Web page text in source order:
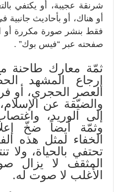
شرنقة عجيبة، أو يكتفي
أو هناك، أو بأحاديث
فقط بنشر صورة مكررة أو
صفحته عبر “فيس بوك” .
ثمّة معارك طاحنة
إرجاع المشهد
العصر الحجري، أو
والضيّقة عن
إلى الوريد،
وثمّة أيضاً ضخّ
الخفاء لمثل هذه
تحتفي بالحياة، ولا
المثقف لا يزال
الأغلب لا صوت له.